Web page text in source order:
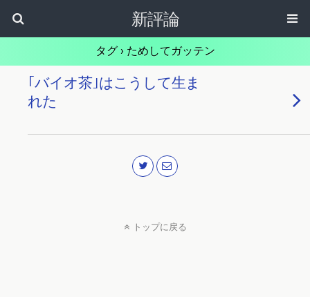
新評論
タグ › ためしてガッテン
｢バイオ茶｣はこうして生ま
れた
トップに戻る